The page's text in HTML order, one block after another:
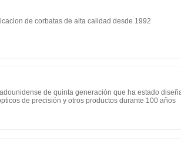
de corbatas de alta calidad desde 1992
de quinta generación que ha estado
de precisión y otros productos durante 100 años